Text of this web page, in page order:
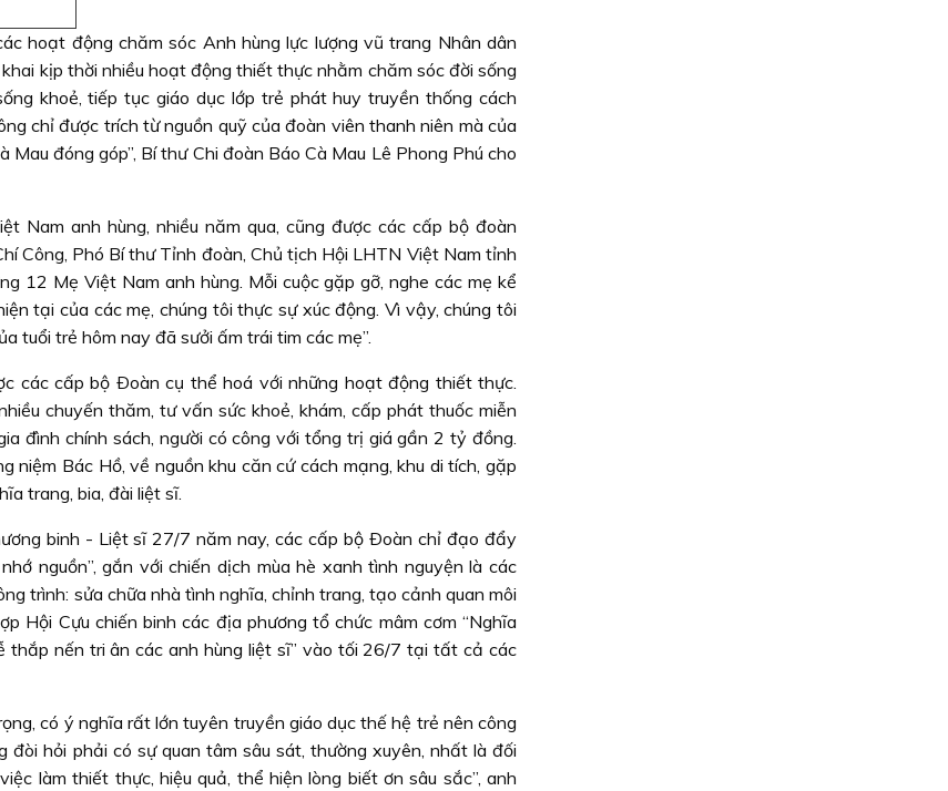
hoạt động chăm sóc Anh hùng lực lượng vũ trang Nhân dân
kịp thời nhiều hoạt động thiết thực nhằm chăm sóc đời sống
khoẻ, tiếp tục giáo dục lớp trẻ phát huy truyền thống cách
chỉ được trích từ nguồn quỹ của đoàn viên thanh niên mà của
đóng góp”, Bí thư Chi đoàn Báo Cà Mau Lê Phong Phú cho
Nam anh hùng, nhiều năm qua, cũng được các cấp bộ đoàn
Công, Phó Bí thư Tỉnh đoàn, Chủ tịch Hội LHTN Việt Nam tỉnh
12 Mẹ Việt Nam anh hùng. Mỗi cuộc gặp gỡ, nghe các mẹ kể
tại của các mẹ, chúng tôi thực sự xúc động. Vì vậy, chúng tôi
tuổi trẻ hôm nay đã sưởi ấm trái tim các mẹ”.
các cấp bộ Ðoàn cụ thể hoá với những hoạt động thiết thực.
chuyến thăm, tư vấn sức khoẻ, khám, cấp phát thuốc miễn
đình chính sách, người có công với tổng trị giá gần 2 tỷ đồng.
niệm Bác Hồ, về nguồn khu căn cứ cách mạng, khu di tích, gặp
trang, bia, đài liệt sĩ.
binh - Liệt sĩ 27/7 năm nay, các cấp bộ Ðoàn chỉ đạo đẩy
nguồn”, gắn với chiến dịch mùa hè xanh tình nguyện là các
trình: sửa chữa nhà tình nghĩa, chỉnh trang, tạo cảnh quan môi
Hội Cựu chiến binh các địa phương tổ chức mâm cơm “Nghĩa
thắp nến tri ân các anh hùng liệt sĩ” vào tối 26/7 tại tất cả các
có ý nghĩa rất lớn tuyên truyền giáo dục thế hệ trẻ nên công
đòi hỏi phải có sự quan tâm sâu sát, thường xuyên, nhất là đối
làm thiết thực, hiệu quả, thể hiện lòng biết ơn sâu sắc”, anh